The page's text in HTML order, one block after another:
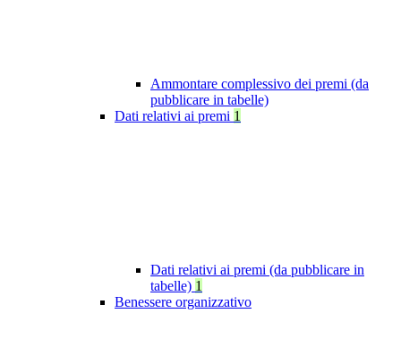
Ammontare complessivo dei premi (da
pubblicare in tabelle)
Dati relativi ai premi 1
Dati relativi ai premi (da pubblicare in
tabelle) 1
Benessere organizzativo